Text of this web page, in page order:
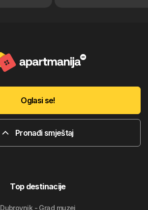
Oglasi se!
Pronađi smještaj
Top destinacije
Dubrovnik - Grad muzej